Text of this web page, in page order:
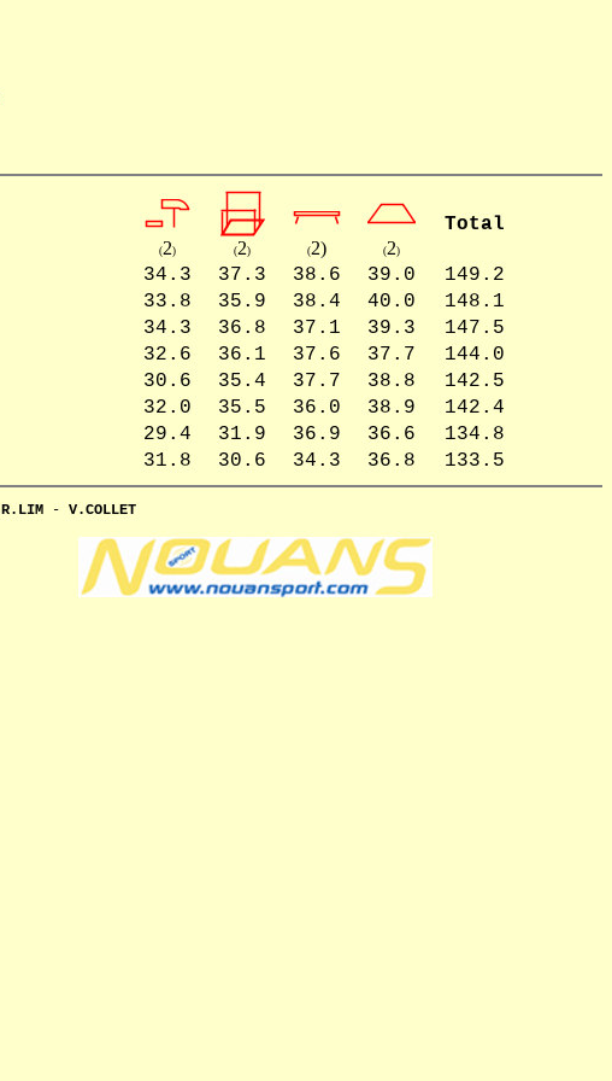
(2) (2) (2) (2)
Total
34.3 37.3 38.6 39.0
149.2
33.8 35.9 38.4 40.0
148.1
34.3 36.8 37.1 39.3
147.5
32.6 36.1 37.6 37.7
144.0
30.6 35.4 37.7 38.8
142.5
32.0 35.5 36.0 38.9
142.4
29.4 31.9 36.9 36.6
134.8
31.8 30.6 34.3 36.8 133.5
R.LIM- V.COLLET